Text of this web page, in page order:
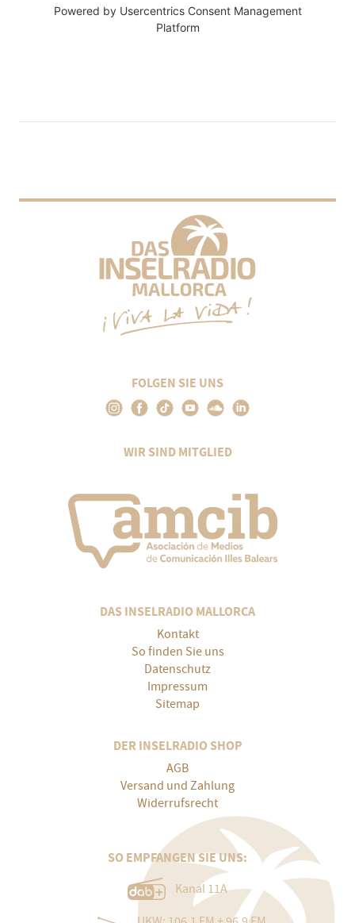
Powered by Usercentrics Consent Management
Platform
FOLGEN SIE UNS
WIR SIND MITGLIED
DAS INSELRADIO MALLORCA
Kontakt
So finden Sie uns
Datenschutz
Impressum
Sitemap
DER INSELRADIO SHOP
AGB
Versand und Zahlung
Widerrufsrecht
SO EMPFANGEN SIE UNS:
Kanal 11A